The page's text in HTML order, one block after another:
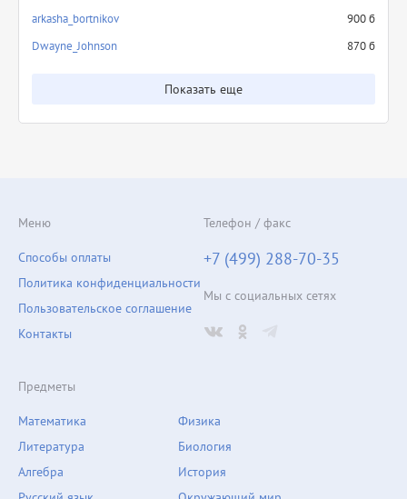
arkasha_bortnikov
900 б
Dwayne_Johnson
870 б
Показать еще
Предметы
Математика
Литература
Алгебра
Физика
Биология
История
Меню
Способы оплаты
Политика конфиденциальности
Пользовательское соглашение
Контакты
Телефон / факс
+7 (499) 288-70-35
Мы с социальных сетях